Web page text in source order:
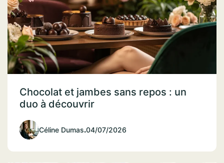
Chocolat et jambes sans repos : un
duo à découvrir
Céline Dumas.04/07/2026